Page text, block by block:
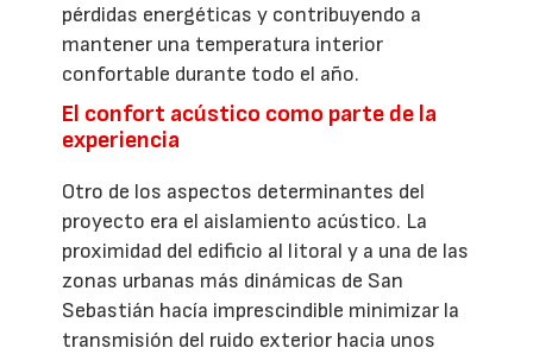
pérdidas energéticas y contribuyendo a
mantener una temperatura interior
confortable durante todo el año.
El confort acústico como parte de la
experiencia
Otro de los aspectos determinantes del
proyecto era el aislamiento acústico. La
proximidad del edificio al litoral y a una de las
zonas urbanas más dinámicas de San
Sebastián hacía imprescindible minimizar la
transmisión del ruido exterior hacia unos